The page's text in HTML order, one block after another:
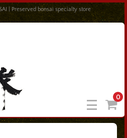
| Preserved bonsai specialty store
0